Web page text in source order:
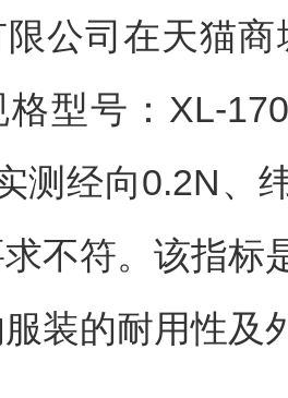
限公司在天猫商
型号：XL-
测经向0.2N、
不符。该指标
装的耐用性及